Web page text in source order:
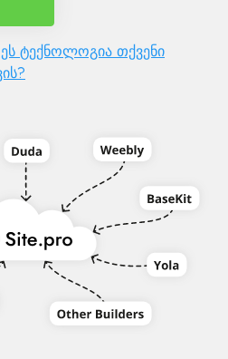
ტექნოლოგია თქვენი